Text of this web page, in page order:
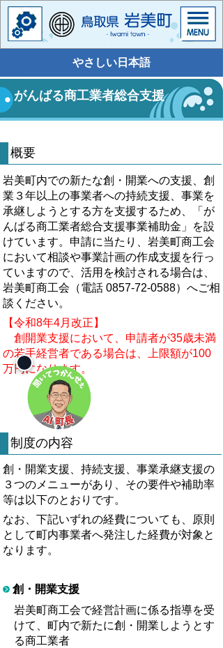
やさしい日本語
がんばる商工業者総合支援
概要
岩美町内での新たな創・開業への支援、創
業３年以上の事業者への持続支援、事業を
承継しようとする方を支援するため、「が
んばる商工業者総合支援事業補助金」を設
けています。申請に当たり、岩美町商工会
において相談や事業計画の作成支援を行っ
ていますので、活用を検討される場合は、
岩美町商工会（電話 0857-72-0588）へご相
談ください。
【令和8年4月改正】
創開業支援において、申請者が35歳未満
の若手経営者である場合は、上限額が100
万円になります。
制度の内容
創・開業支援、持続支援、事業承継支援の
３つのメニューがあり、その要件や補助率
等は以下のとおりです。
なお、下記いずれの経費についても、原則
として町内事業者へ発注した経費が対象と
なります。
創・開業支援
岩美町商工会で経営計画に係る指導を受
けて、町内で新たに創・開業しようとす
る商工業者